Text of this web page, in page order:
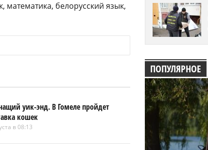
белорусский язык,
уик-энд. В Гомеле пройдет
кошек
в 08:13
ПОПУЛЯРНОЕ